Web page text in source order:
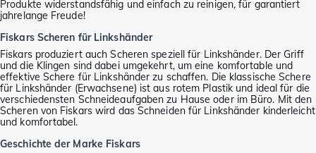
Produkte widerstandsfähig und einfach zu reinigen, für garantiert
jahrelange Freude!
Fiskars Scheren für Linkshänder
Fiskars produziert auch Scheren speziell für Linkshänder. Der Griff
und die Klingen sind dabei umgekehrt, um eine komfortable und
effektive Schere für Linkshänder zu schaffen. Die klassische Schere
für Linkshänder (Erwachsene) ist aus rotem Plastik und ideal für die
verschiedensten Schneideaufgaben zu Hause oder im Büro. Mit den
Scheren von Fiskars wird das Schneiden für Linkshänder kinderleicht
und komfortabel.
Geschichte der Marke Fiskars